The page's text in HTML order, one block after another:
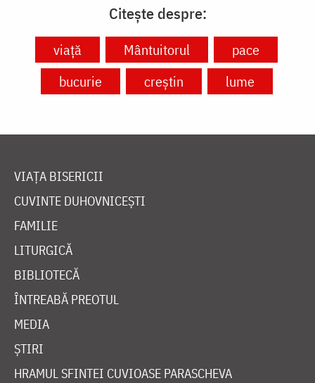
Citește despre:
viață Mântuitorul
pace
bucurie
creștin lume
VIAȚA BISERICII
CUVINTE DUHOVNICEȘTI
FAMILIE
LITURGICĂ
BIBLIOTECĂ
ÎNTREABĂ PREOTUL
MEDIA
ȘTIRI
HRAMUL SFINTEI CUVIOASE PARASCHEVA